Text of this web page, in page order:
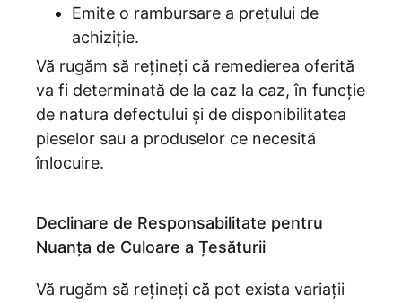
Emite o rambursare a prețului de
achiziție.
Vă rugăm să rețineți că remedierea oferită
va fi determinată de la caz la caz, în funcție
de natura defectului și de disponibilitatea
pieselor sau a produselor ce necesită
înlocuire.
Declinare de Responsabilitate pentru
Nuanța de Culoare a Țesăturii
Vă rugăm să̆ rețineți că̆ pot exista variații